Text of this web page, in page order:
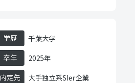
学歴
千葉大学
卒年
2025年
内定先
大手独立系SIer企業